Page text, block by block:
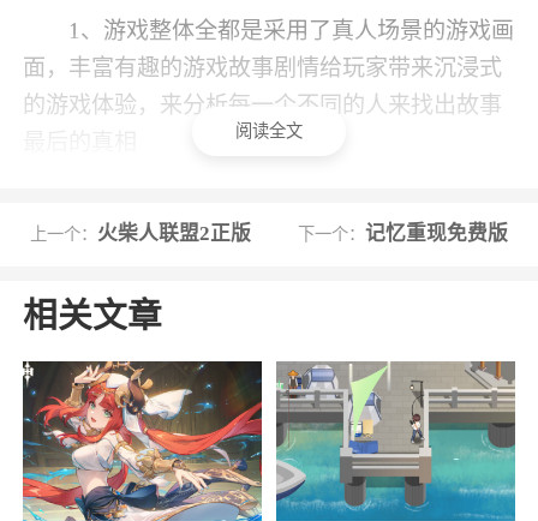
1、游戏整体全都是采用了真人场景的游戏画
面，丰富有趣的游戏故事剧情给玩家带来沉浸式
的游戏体验，来分析每一个不同的人来找出故事
游，真人叙事交互玩法，让你像看电影一般沉浸
吧
3、《记忆重现》是一款真人演义的剧情向互
动解谜题材的手机游戏。游戏中拥有海量烧脑的
解谜关卡，玩家将通过一步步的推进剧情来寻找
解开谜题的方法，每章玩法各异，摆脱单调的解
谜模式，玩家可以在游戏中自由探索解谜，搜集
阅读全文
上一个： 火柴人联盟2正版 下一个： 记忆重现免费版
相关文章